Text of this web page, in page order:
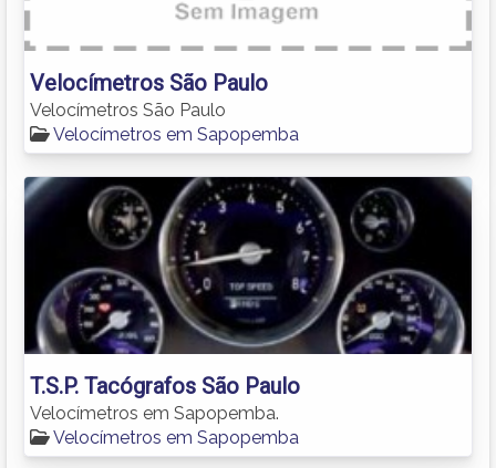
Velocímetros São Paulo
Velocímetros São Paulo
Velocímetros em Sapopemba
T.S.P. Tacógrafos São Paulo
Velocímetros em Sapopemba.
Velocímetros em Sapopemba